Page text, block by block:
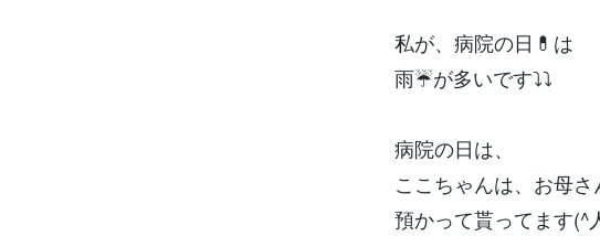
私が、病院の日💊は
雨☔が多いです⤵️⤵️
病院の日は、
ここちゃんは、お母さ
預かって貰ってます(^